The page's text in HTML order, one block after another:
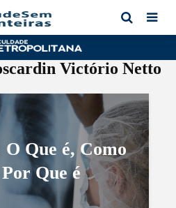
Victório Netto
Que é, Como
Que é